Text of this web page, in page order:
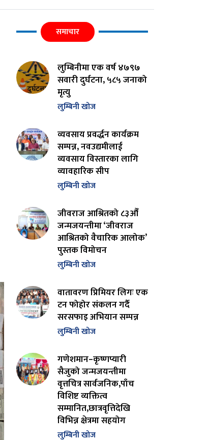
समाचार
लुम्बिनीमा एक वर्ष ४७९७
सवारी दुर्घटना, ५८५ जनाको
मृत्यु
लुम्बिनी खोज
व्यवसाय प्रवर्द्धन कार्यक्रम
सम्पन्न, नवउद्यमीलाई
व्यवसाय विस्तारका लागि
व्यावहारिक सीप
लुम्बिनी खोज
जीवराज आश्रितको ८३औँ
जन्मजयन्तीमा ‘जीवराज
आश्रितको वैचारिक आलोक’
पुस्तक विमोचन
लुम्बिनी खोज
वातावरण प्रिमियर लिगः एक
टन फोहोर संकलन गर्दै
सरसफाइ अभियान सम्पन्न
लुम्बिनी खोज
गणेशमान–कृष्णप्यारी
सैजुको जन्मजयन्तीमा
वृत्तचित्र सार्वजनिक,पाँच
विशिष्ट व्यक्तित्व
सम्मानित,छात्रवृत्तिदेखि
विभिन्न क्षेत्रमा सहयोग
लुम्बिनी खोज